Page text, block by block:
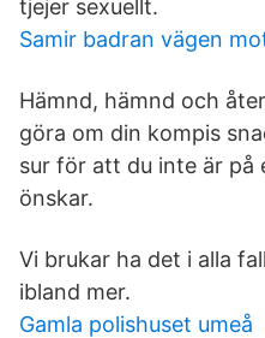
tjejer sexuellt.
Samir badran vägen
Hämnd, hämnd och
göra om din kompis
sur för att du inte är på
önskar.
Vi brukar ha det i alla
ibland mer.
Gamla polishuset umeå